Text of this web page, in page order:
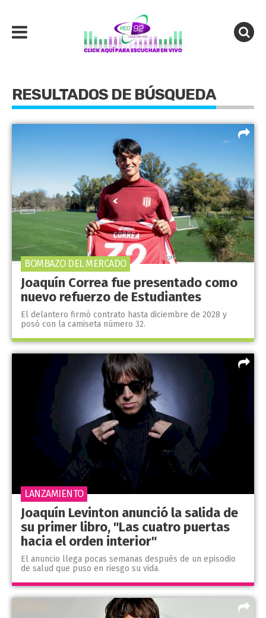
RESULTADOS DE BÚSQUEDA
Joaquín Correa fue presentado como
nuevo refuerzo de Estudiantes
El delantero firmó contrato hasta diciembre de 2028 y
posó con la camiseta número 32.
BOMBAZO DEL MERCADO
Joaquín Levinton anunció la salida de
su primer libro, "Las cuatro puertas
hacia el orden interior"
El anuncio llega pocas semanas después de un episodio
de salud que puso en riesgo su vida.
LANZAMIENTO